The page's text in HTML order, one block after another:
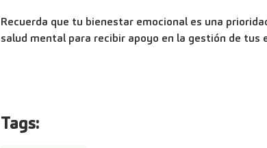
Recuerda que tu bienestar emocional es una
salud mental para recibir apoyo en la gestión de tus
Tags: